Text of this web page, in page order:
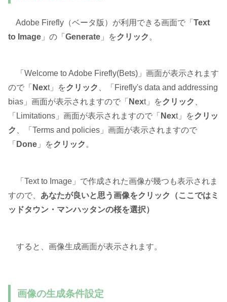
Adobe Firefly（ベータ版）が利用できる画面で「 Text
to Image 」の「 Generate 」をクリック 。
「Welcome to Adobe Firefly(Bets)」画面が表示されます
ので「 Next」をクリック 、「Firefly's data and addressing
bias」画面が表示されますので「 Next」をクリック 、
「Limitations」画面が表示されますので「 Next」をクリッ
ク 、「Terms and policies」画面が表示されますので
「 Done 」をクリック。
「Text to Image」で作成された画像が幾つも表示されま
すので、 あなたが良いと思う画像をクリック（ここではミ
ッドタウン・マンハッタンの桜を選択）
すると、画像生成画面が表示されます。
画像の生成条件設定